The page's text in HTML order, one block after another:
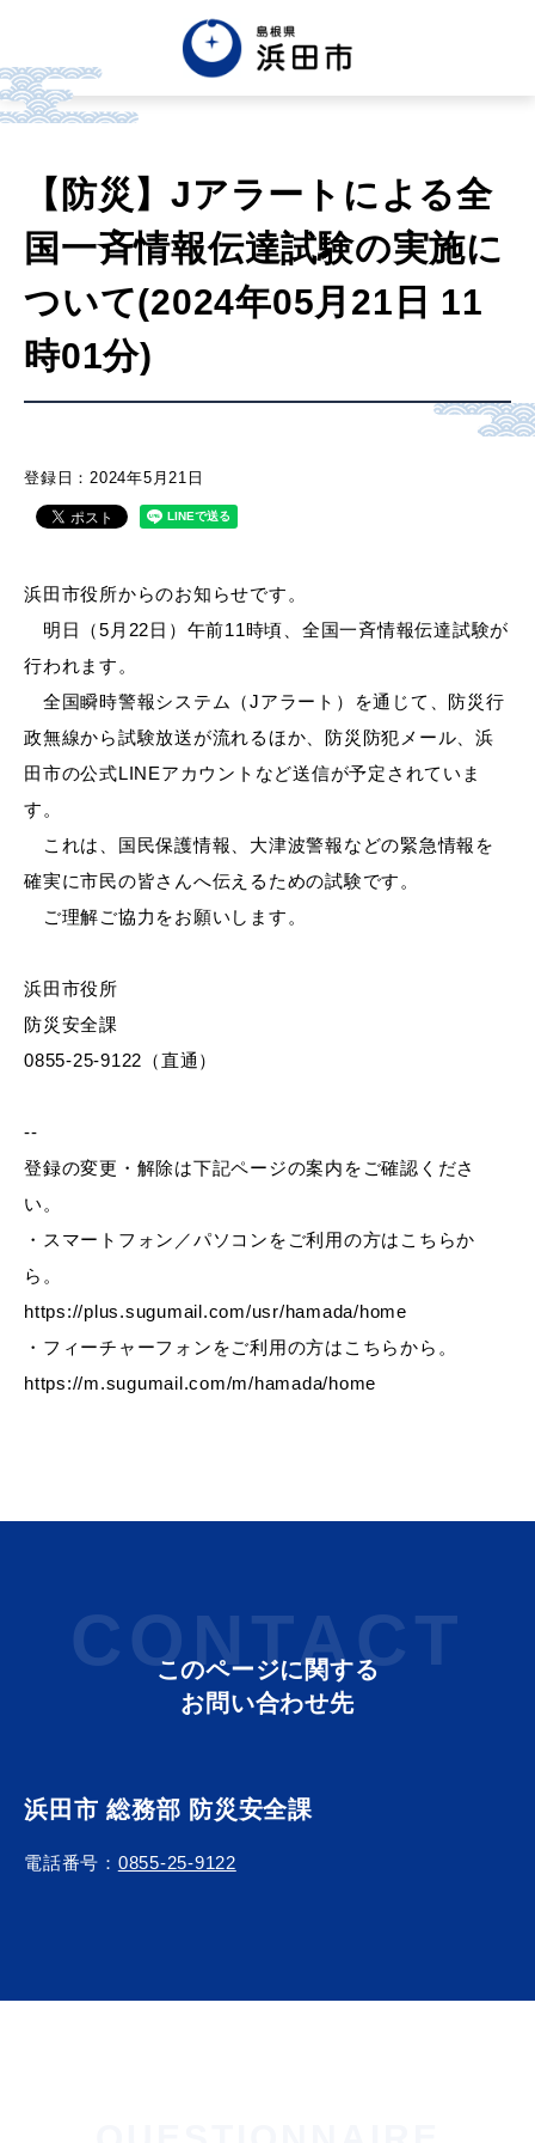
한글 Tiếng việt Tagalog
市政情報
くらし・手続き・
教育・文化・スポーツ
移住・定住（はまだぐらし）
観光・飲食
場面から探す
妊娠・出産
教育 出会い・結婚
引っ越し・住まい 就職・退職
ごみ・リサイクル
【防災】Jアラートによる全
国一斉情報伝達試験の実施に
ついて(2024年05月21日 11
時01分)
登録日：2024年5月21日
浜田市役所からのお知らせです。
明日（5月22日）午前11時頃、全国一斉情報伝達試験が
行われます。
全国瞬時警報システム（Jアラート）を通じて、防災行
政無線から試験放送が流れるほか、防災防犯メール、浜
田市の公式LINEアカウントなど送信が予定されていま
す。
これは、国民保護情報、大津波警報などの緊急情報を
確実に市民の皆さんへ伝えるための試験です。
ご理解ご協力をお願いします。
浜田市役所
防災安全課
0855-25-9122（直通）
--
登録の変更・解除は下記ページの案内をご確認くださ
い。
・スマートフォン／パソコンをご利用の方はこちらか
ら。
https://plus.sugumail.com/usr/hamada/home
・フィーチャーフォンをご利用の方はこちらから。
https://m.sugumail.com/m/hamada/home
CONTACT
このページに関する
お問い合わせ先
浜田市 総務部 防災安全課
電話番号： 0855-25-9122